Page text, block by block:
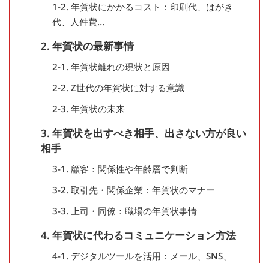
1-2. 年賀状にかかるコスト：印刷代、はがき
代、人件費…
2. 年賀状の最新事情
2-1. 年賀状離れの現状と原因
2-2. Z世代の年賀状に対する意識
2-3. 年賀状の未来
3. 年賀状を出すべき相手、出さない方が良い
相手
3-1. 顧客：関係性や年齢層で判断
3-2. 取引先・関係企業：年賀状のマナー
3-3. 上司・同僚：職場の年賀状事情
4. 年賀状に代わるコミュニケーション方法
4-1. デジタルツールを活用：メール、SNS、